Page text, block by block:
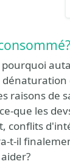
pourquoi
raisons de
que les
conflits
t-il